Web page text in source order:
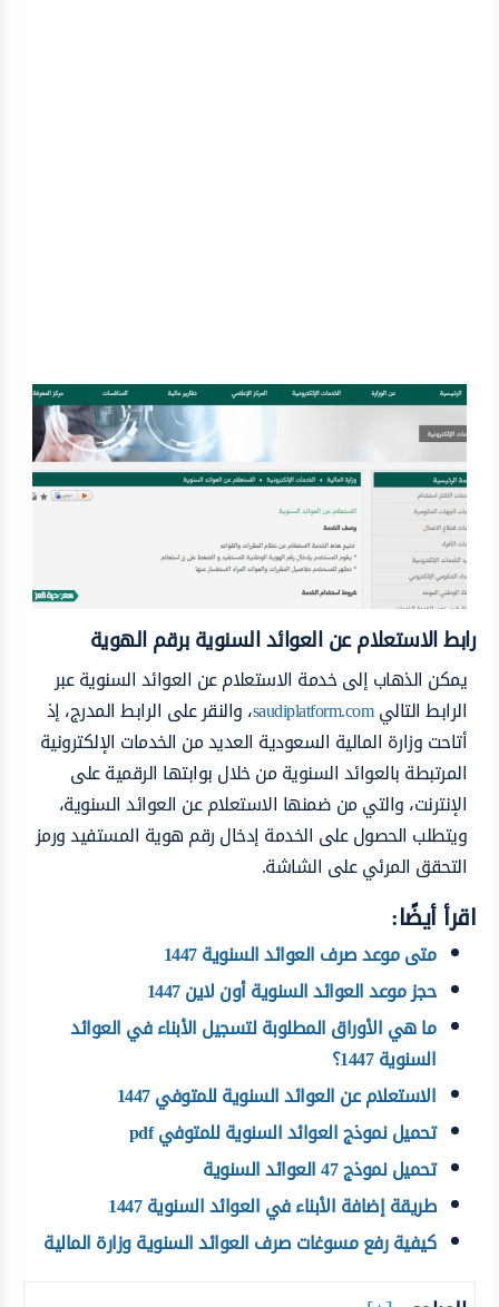
رابط الاستعلام عن العوائد السنوية برقم الهوية
يمكن الذهاب إلى خدمة الاستعلام عن العوائد السنوية عبر
الرابط التاليsaudiplatform.com، والنقر على الرابط المدرج، إذ
أتاحت وزارة المالية السعودية العديد من الخدمات الإلكترونية
المرتبطة بالعوائد السنوية من خلال بوابتها الرقمية على
الإنترنت، والتي من ضمنها الاستعلام عن العوائد السنوية،
ويتطلب الحصول على الخدمة إدخال رقم هوية المستفيد ورمز
التحقق المرئي على الشاشة.
اقرأ أيضًا:
متى موعد صرف العوائد السنوية 1447
حجز موعد العوائد السنوية أون لاين 1447
ما هي الأوراق المطلوبة لتسجيل الأبناء في العوائد
السنوية 1447؟
الاستعلام عن العوائد السنوية للمتوفي 1447
تحميل نموذج العوائد السنوية للمتوفي pdf
تحميل نموذج 47 العوائد السنوية
طريقة إضافة الأبناء في العوائد السنوية 1447
كيفية رفع مسوغات صرف العوائد السنوية وزارة المالية